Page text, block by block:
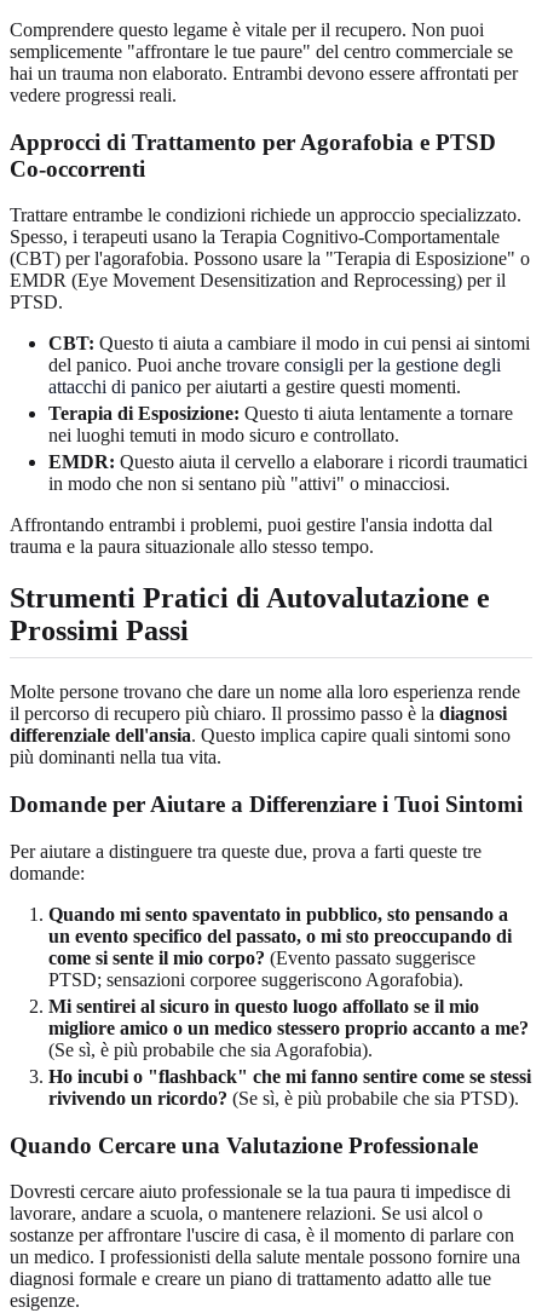
Comprendere questo legame è vitale per il recupero. Non puoi
semplicemente "affrontare le tue paure" del centro commerciale se
hai un trauma non elaborato. Entrambi devono essere affrontati per
vedere progressi reali.
Approcci di Trattamento per Agorafobia e PTSD
Co-occorrenti
Trattare entrambe le condizioni richiede un approccio specializzato.
Spesso, i terapeuti usano la Terapia Cognitivo-Comportamentale
(CBT) per l'agorafobia. Possono usare la "Terapia di Esposizione" o
EMDR (Eye Movement Desensitization and Reprocessing) per il
PTSD.
CBT: Questo ti aiuta a cambiare il modo in cui pensi ai sintomi
del panico. Puoi anche trovare consigli per la gestione degli
attacchi di panico per aiutarti a gestire questi momenti.
Terapia di Esposizione: Questo ti aiuta lentamente a tornare
nei luoghi temuti in modo sicuro e controllato.
EMDR: Questo aiuta il cervello a elaborare i ricordi traumatici
in modo che non si sentano più "attivi" o minacciosi.
Affrontando entrambi i problemi, puoi gestire l'ansia indotta dal
trauma e la paura situazionale allo stesso tempo.
Strumenti Pratici di Autovalutazione e
Prossimi Passi
Molte persone trovano che dare un nome alla loro esperienza rende
il percorso di recupero più chiaro. Il prossimo passo è la diagnosi
differenziale dell'ansia. Questo implica capire quali sintomi sono
più dominanti nella tua vita.
Domande per Aiutare a Differenziare i Tuoi Sintomi
Per aiutare a distinguere tra queste due, prova a farti queste tre
domande:
Quando mi sento spaventato in pubblico, sto pensando a
un evento specifico del passato, o mi sto preoccupando di
come si sente il mio corpo? (Evento passato suggerisce
PTSD; sensazioni corporee suggeriscono Agorafobia).
Mi sentirei al sicuro in questo luogo affollato se il mio
migliore amico o un medico stessero proprio accanto a me?
(Se sì, è più probabile che sia Agorafobia).
Ho incubi o "flashback" che mi fanno sentire come se stessi
rivivendo un ricordo? (Se sì, è più probabile che sia PTSD).
Quando Cercare una Valutazione Professionale
Dovresti cercare aiuto professionale se la tua paura ti impedisce di
lavorare, andare a scuola, o mantenere relazioni. Se usi alcol o
sostanze per affrontare l'uscire di casa, è il momento di parlare con
un medico. I professionisti della salute mentale possono fornire una
diagnosi formale e creare un piano di trattamento adatto alle tue
esigenze.